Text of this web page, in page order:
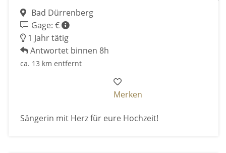
Bad Dürrenberg
Gage: €
1 Jahr tätig
Antwortet binnen 8h
ca. 13 km entfernt
Merken
Sängerin mit Herz für eure Hochzeit!